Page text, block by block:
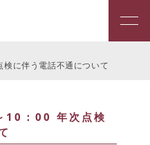
に伴う電話不通について
：00 年次点検